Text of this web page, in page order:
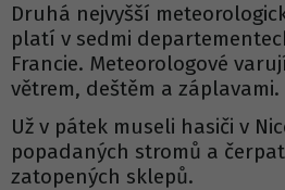
Druhá nejvyšší
platí v sedmi
Francie. Meteorologové
větrem, deštěm a záplavami.
Už v pátek museli hasiči v
popadaných stromů a
zatopených sklepů.